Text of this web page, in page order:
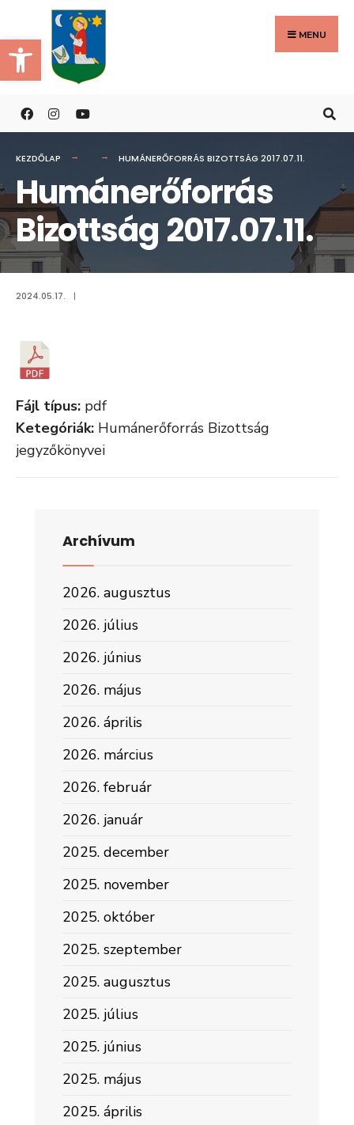
Eszköztár megnyitása
to
content
MENU
KEZDŐLAP HUMÁNERŐFORRÁS BIZOTTSÁG 2017.07.11.
Humánerőforrás
Bizottság 2017.07.11.
2024.05.17. |
Fájl típus: pdf
Ketegóriák: Humánerőforrás Bizottság
jegyzőkönyvei
Archívum
2026. augusztus
2026. július
2026. június
2026. május
2026. április
2026. március
2026. február
2026. január
2025. december
2025. november
2025. október
2025. szeptember
2025. augusztus
2025. július
2025. június
2025. május
2025. április
Search